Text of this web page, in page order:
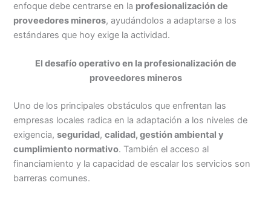
enfoque debe centrarse en la profesionalización de
proveedores mineros, ayudándolos a adaptarse a los
estándares que hoy exige la actividad.
El desafío operativo en la profesionalización de
proveedores mineros
Uno de los principales obstáculos que enfrentan las
empresas locales radica en la adaptación a los niveles de
exigencia,seguridad,calidad, gestión ambiental y
cumplimiento normativo. También el acceso al
financiamiento y la capacidad de escalar los servicios son
barreras comunes.